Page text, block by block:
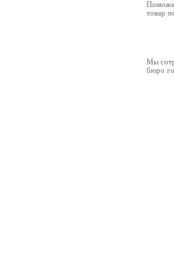
товар
Мы
бюро